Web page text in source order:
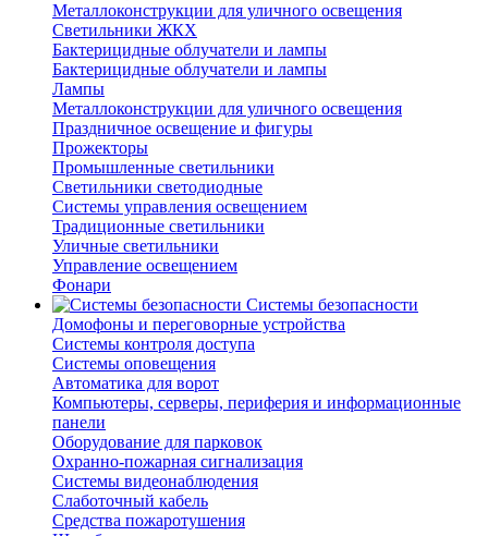
Металлоконструкции для уличного освещения
Светильники ЖКХ
Бактерицидные облучатели и лампы
Бактерицидные облучатели и лампы
Лампы
Металлоконструкции для уличного освещения
Праздничное освещение и фигуры
Прожекторы
Промышленные светильники
Светильники светодиодные
Системы управления освещением
Традиционные светильники
Уличные светильники
Управление освещением
Фонари
Системы безопасности
Домофоны и переговорные устройства
Системы контроля доступа
Системы оповещения
Автоматика для ворот
Компьютеры, серверы, периферия и информационные
панели
Оборудование для парковок
Охранно-пожарная сигнализация
Системы видеонаблюдения
Слаботочный кабель
Средства пожаротушения